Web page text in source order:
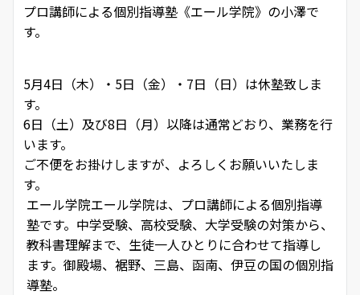
プロ講師による個別指導塾《エール学院》の小澤で
す。
5月4日（木）・5日（金）・7日（日）は休塾致しま
す。
6日（土）及び8日（月）以降は通常どおり、業務を行
います。
ご不便をお掛けしますが、よろしくお願いいたしま
す。
エール学院エール学院は、プロ講師による個別指導
塾です。中学受験、高校受験、大学受験の対策から、
教科書理解まで、生徒一人ひとりに合わせて指導し
ます。御殿場、裾野、三島、函南、伊豆の国の個別指
導塾。